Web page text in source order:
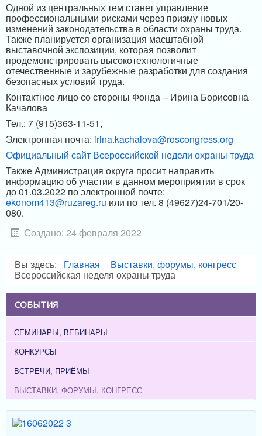
Одной из центральных тем станет управление
профессиональными рисками через призму новых
изменений законодательства в области охраны труда.
Также планируется организация масштабной
выставочной экспозиции, которая позволит
продемонстрировать высокотехнологичные
отечественные и зарубежные разработки для создания
безопасных условий труда.
Контактное лицо со стороны Фонда – Ирина Борисовна
Качалова
Тел.: 7 (915)363-11-51,
Электронная почта: irina.kachalova@roscongress.org
Официальный сайт Всероссийской недели охраны труда
Также Администрация округа просит направить
информацию об участии в данном мероприятии в срок
до 01.03.2022 по электронной почте:
ekonom413@ruzareg.ru или по тел. 8 (49627)24-701/20-
080.
Создано: 24 февраля 2022
Вы здесь: Главная Выставки, форумы, конгресс
Всероссийская неделя охраны труда
СОБЫТИЯ
СЕМИНАРЫ, ВЕБИНАРЫ
КОНКУРСЫ
ВСТРЕЧИ, ПРИЁМЫ
ВЫСТАВКИ, ФОРУМЫ, КОНГРЕСС